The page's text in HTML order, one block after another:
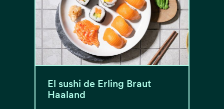
El sushi de Erling Braut
Haaland